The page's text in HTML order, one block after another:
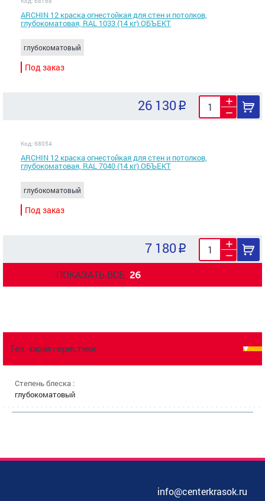
ARCHIN 12 краска огнестойкая для стен и потолков,
глубокоматовая, RAL 1033 (14 кг) ОБЪЕКТ
глубокоматовый
Под заказ
26 130
Код: 68054
ARCHIN 12 краска огнестойкая для стен и потолков,
глубокоматовая, RAL 7040 (14 кг) ОБЪЕКТ
глубокоматовый
Под заказ
7 180
ПОКАЗАТЬ ВСЕ 26
Тех. характеристики
Степень блеска :
глубокоматовый
info@centerkrasok.ru